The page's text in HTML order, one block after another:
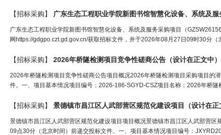
【招标采购】
广东生态工程职业学院新图书馆智慧化设备、系统及服务采购项目（
网https://gdgpo.czt.gd.gov.cn/获取招标文件，并于2026年08月27日09时30分（
【招标采购】 2026年桥隧检测项目竞争性磋商公告（设计在正文中）
2026年桥隧检测项目竞争性磋商公告项目概况2026年桥隧检测项目采购项目的
件。一、项目基本情况项目编号：2026-186-SGYD-CSZ项目名称：2026年桥隧
【招标采购】 景德镇市昌江区人武部营区规范化建设项目（设计在正
景德镇市昌江区人武部营区规范化建设项目项目概况景德镇市昌江区人武部营
09点30分（北京时间）前递交投标文件。一、项目基本情况项目编号：